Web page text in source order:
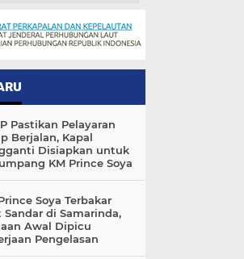
Pastikan Pelayaran
Berjalan, Kapal
Disiapkan untuk
KM Prince Soya
Soya Terbakar
Sandar di Samarinda,
Awal Dipicu
Pengelasan